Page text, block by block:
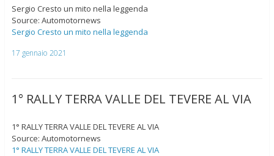
Sergio Cresto un mito nella leggenda
Source: Automotornews
Sergio Cresto un mito nella leggenda
17 gennaio 2021
1° RALLY TERRA VALLE DEL TEVERE AL VIA
1° RALLY TERRA VALLE DEL TEVERE AL VIA
Source: Automotornews
1° RALLY TERRA VALLE DEL TEVERE AL VIA